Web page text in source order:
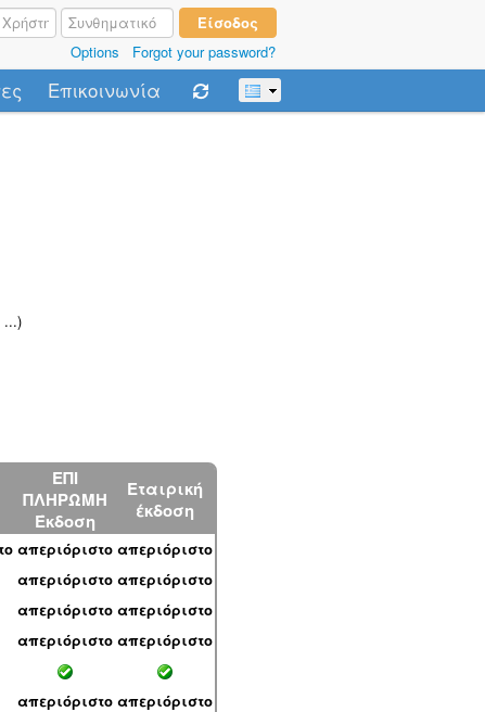
Options Forgot your password?
Επικοινωνία
...)
ΕΠΙ
ΠΛΗΡΩΜΗ
Έκδοση
Εταιρική
έκδοση
απεριόριστο απεριόριστο
απεριόριστο απεριόριστο
απεριόριστο απεριόριστο
απεριόριστο απεριόριστο
απεριόριστο απεριόριστο